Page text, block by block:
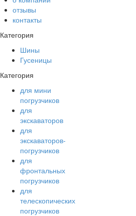
отзывы
контакты
Категория
Шины
Гусеницы
Категория
для мини
погрузчиков
для
экскаваторов
для
экскаваторов-
погрузчиков
для
фронтальных
погрузчиков
для
телескопических
погрузчиков